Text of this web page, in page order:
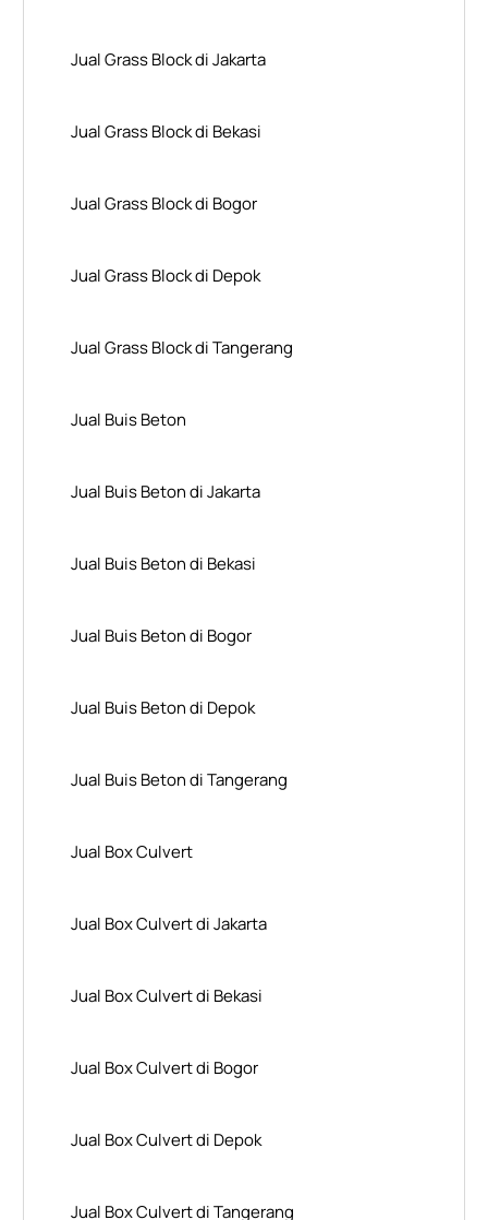
Jual Grass Block di Jakarta
Jual Grass Block di Bekasi
Jual Grass Block di Bogor
Jual Grass Block di Depok
Jual Grass Block di Tangerang
Jual Buis Beton
Jual Buis Beton di Jakarta
Jual Buis Beton di Bekasi
Jual Buis Beton di Bogor
Jual Buis Beton di Depok
Jual Buis Beton di Tangerang
Jual Box Culvert
Jual Box Culvert di Jakarta
Jual Box Culvert di Bekasi
Jual Box Culvert di Bogor
Jual Box Culvert di Depok
Jual Box Culvert di Tangerang